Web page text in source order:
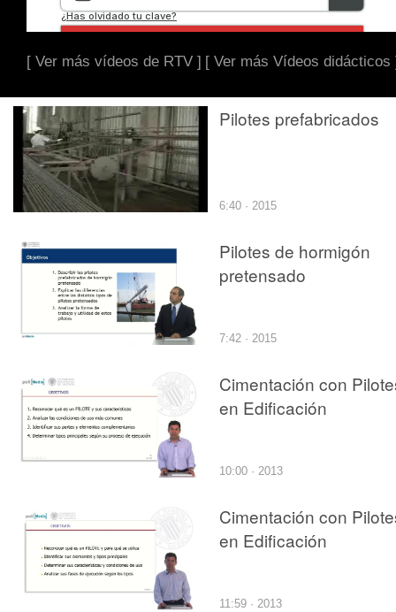
[ Ver más vídeos de RTV ] [ Ver más Vídeos didácticos
Pilotes prefabricados
6:40 · 2015
Pilotes de hormigón
pretensado
7:42 · 2015
Cimentación con
en Edificación
10:00 · 2013
Cimentación con
en Edificación
11:59 · 2013